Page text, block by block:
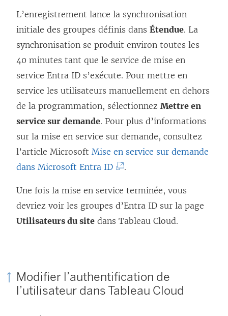
L’enregistrement lance la synchronisation
initiale des groupes définis dans Étendue. La
synchronisation se produit environ toutes les
40 minutes tant que le service de mise en
service Entra ID s’exécute. Pour mettre en
service les utilisateurs manuellement en dehors
de la programmation, sélectionnez Mettre en
service sur demande. Pour plus d’informations
sur la mise en service sur demande, consultez
l’article Microsoft Mise en service sur demande
dans Microsoft Entra ID(
e
i
s
’
.
Une fois la mise en service terminée, vous
devriez voir les groupes d’Entra ID sur la page
Utilisateurs du site dans Tableau Cloud.
Modifier l’authentification de
l’utilisateur dansTableau Cloud